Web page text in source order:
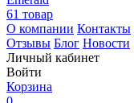
61 товар
О компании Контакты
Отзывы Блог Новости
Личный кабинет
Войти
Корзина